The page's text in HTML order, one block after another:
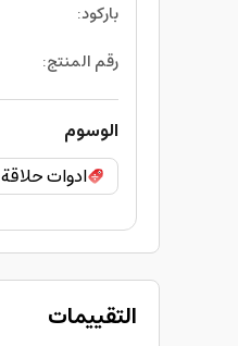
باركود:
رقم المنتج:
الوسوم
ادوات حلاقة
التقييمات